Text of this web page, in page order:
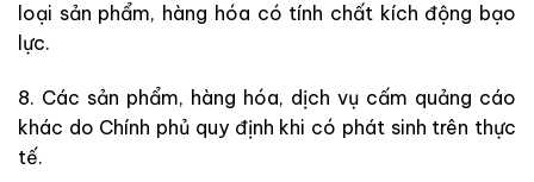
loại sản phẩm, hàng hóa có tính chất kích động bạo
ực.
8. Các sản phẩm, hàng hóa, dịch vụ cấm quảng cáo
khác do Chính phủ quy định khi có phát sinh trên thực
tế.